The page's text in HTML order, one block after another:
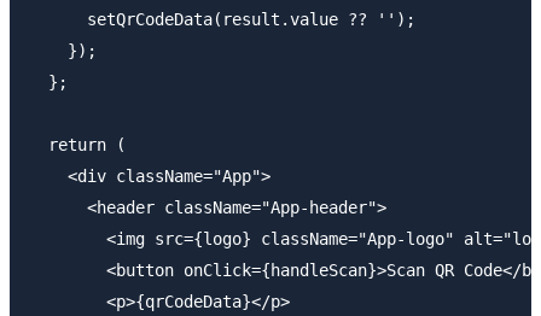
      setQrCodeData(result.value ?? '');
    });
  };
  return (
    <div className="App">
      <header className="App-header">
<img src={logo} className="App-logo"
<button onClick={handleScan}>Scan QR Code</
        <p>{qrCodeData}</p>